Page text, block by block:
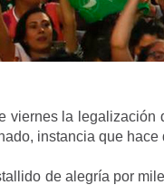
viernes la
instancia que
de alegría por